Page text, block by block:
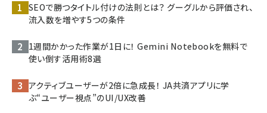
SEOで勝つタイトル付けの法則とは？ グーグルから評価され、
流入数を増やす5つの条件
1週間かかった作業が1日に！ Gemini Notebookを無料で
使い倒す活用術8選
アクティブユーザーが2倍に急成長！ JA共済アプリに学
ぶ“ユーザー視点”のUI/UX改善